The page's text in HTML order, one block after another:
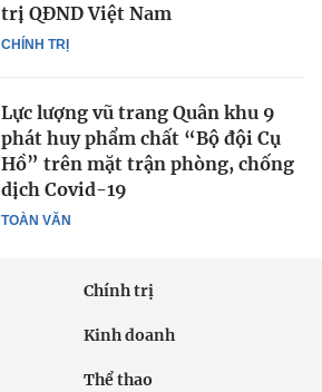
CHÍNH TRỊ
trị QĐND Việt Nam
TOÀN VĂN
Lực lượng vũ trang Quân khu 9
phát huy phẩm chất “Bộ đội Cụ
Hồ” trên mặt trận phòng, chống
dịch Covid-19
Chính trị
Kinh doanh
Thể thao